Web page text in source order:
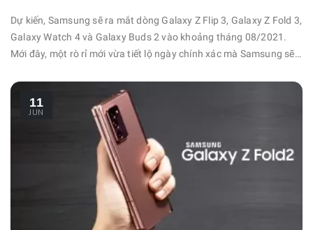
Dự kiến, Samsung sẽ ra mắt dòng Galaxy Z Flip 3, Galaxy Z Fold 3,
Galaxy Watch 4 và Galaxy Buds 2 vào khoảng tháng 08/2021.
Mới đây, một rò rỉ mới vừa tiết lộ ngày chính xác mà Samsung sẽ
đã đăng một tweet khá khó hiểu, trong đó ghi ngày 3/8 sẽ ra mắt
11
JUN